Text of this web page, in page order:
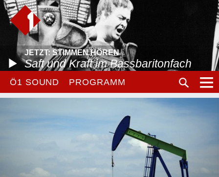
JETZT: STIMMEN HÖREN
Saft und Kraft im Bassbaritonfach
Ö1 SOUND PROGRAMM